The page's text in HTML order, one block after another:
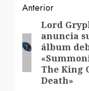
de
entradas
Anterior
Entrada
anterior:
Lord
anuncia
álbum
The King
Death»